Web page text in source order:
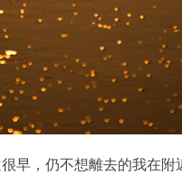
早，仍不想離去的我在